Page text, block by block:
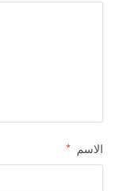
الاسم *